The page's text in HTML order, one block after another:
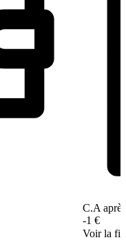
C.A
-1 €
Voir la